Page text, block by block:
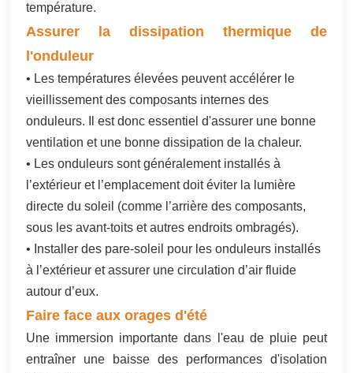
température.
Assurer la dissipation thermique de
l'onduleur
• Les températures élevées peuvent accélérer le
vieillissement des composants internes des
onduleurs. Il est donc essentiel d'assurer une bonne
ventilation et une bonne dissipation de la chaleur.
• Les onduleurs sont généralement installés à
l’extérieur et l’emplacement doit éviter la lumière
directe du soleil (comme l’arrière des composants,
sous les avant-toits et autres endroits ombragés).
• Installer des pare-soleil pour les onduleurs installés
à l’extérieur et assurer une circulation d’air fluide
autour d’eux.
Faire face aux orages d'été
Une immersion importante dans l'eau de pluie peut
entraîner une baisse des performances d'isolation